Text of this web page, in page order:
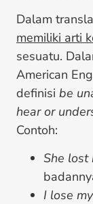
Dalam
memiliki arti
sesuatu.
American
definisi be
hear or
Contoh:
She lost
I lose